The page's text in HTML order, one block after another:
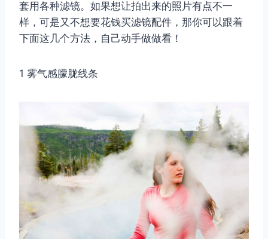
套用各种滤镜。如果想让拍出来的照片有点不一
样，可是又不想要花钱买滤镜配件，那你可以跟着
下面这几个方法，自己动手做做看！
1 雾气感朦胧线条